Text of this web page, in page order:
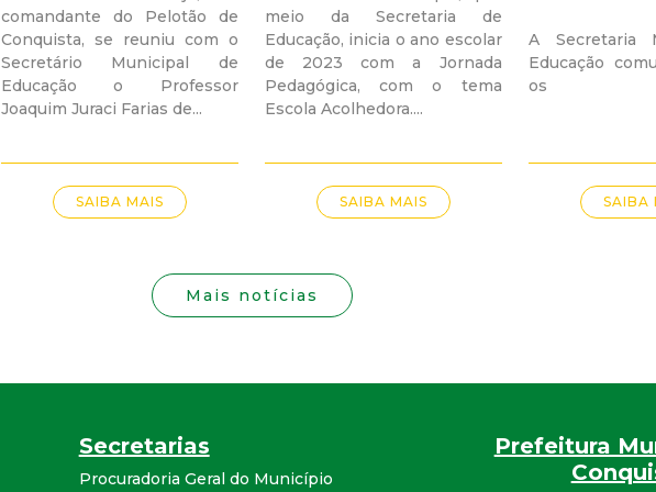
s
t
a
M
comandante do Pelotão de
Conquista, se reuniu com o
Secretário Municipal de
Educação o Professor
Joaquim Juraci Farias de...
SAIBA MAIS
meio da Secretaria de
Educação, inicia o ano escolar
de 2023 com a Jornada
Pedagógica, com o tema
Escola Acolhedora....
SAIBA MAIS
A Secretaria
Educação
os
SAIBA
Mais notícias
Secretarias
Procuradoria Geral do Município
Prefeitura